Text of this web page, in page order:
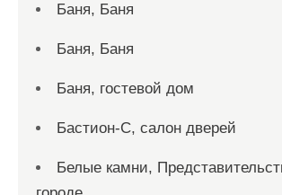
Баня, Баня
Баня, Баня
Баня, гостевой дом
Бастион-С, салон дверей
Белые камни,